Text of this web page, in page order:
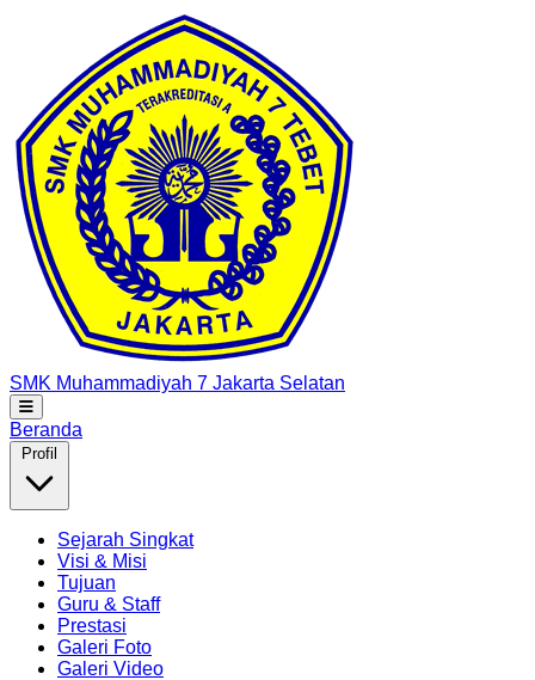
SMK Muhammadiyah 7 Jakarta Selatan
Beranda
Sejarah Singkat
Visi & Misi
Tujuan
Guru & Staff
Prestasi
Galeri Foto
Galeri Video